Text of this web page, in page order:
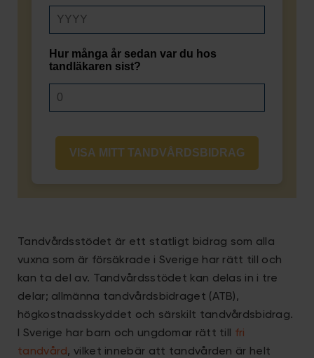
Hur många år sedan var du hos
tandläkaren sist?
VISA MITT TANDVÅRDSBIDRAG
Tandvårdsstödet är ett statligt bidrag som alla
vuxna som är försäkrade i Sverige har rätt till och
kan ta del av. Tandvårdsstödet kan delas in i tre
delar; allmänna tandvårdsbidraget (ATB),
högkostnadsskyddet och särskilt tandvårdsbidrag.
I Sverige har barn och ungdomar rätt till fri
tandvård, vilket innebär att tandvården är helt